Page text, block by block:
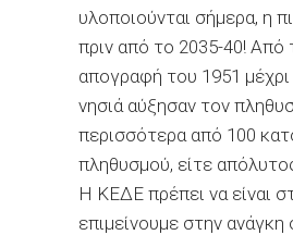
υλοποιούνται σήμερα, η
πριν από το 2035-40! Από
απογραφή του 1951
νησιά αύξησαν τον
περισσότερα από 100
πληθυσμού, είτε
Η ΚΕΔΕ πρέπει να είναι
επιμείνουμε στην